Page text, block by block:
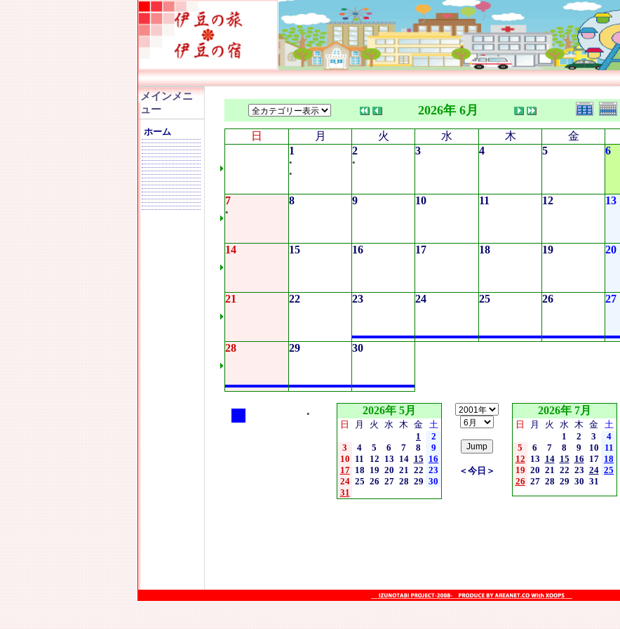
メインメニ
ュー
ホーム
2026年 6月
日 月 火 水 木 金
1
•
•
2
•
3 4 5 6
7
•
8 9 10 11 12 13
14 15 16 17 18 19 20
21 22 23 24 25 26 27
28 29 30
• 2026年 5月
日 月 火 水 木 金 土
1
2
3
4 5 6 7 8
9
10 11 12 13 14 15 16
17 18 19 20 21 22 23
24 25 26 27 28 29 30
31
＜今日＞
2026年 7月
日 月 火 水 木 金 土
1
2 3
4
5
6 7 8 9 10
11
12 13 14 15 16 17 18
19 20 21 22 23 24 25
26 27 28 29 30 31